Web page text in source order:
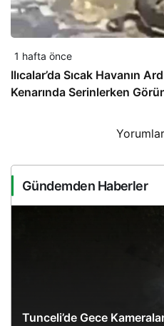
1 hafta önce
Ilıcalar’da Sıcak Havanın
Kenarında Serinlerken
Gündemden Haberler
Tunceli’de Gece